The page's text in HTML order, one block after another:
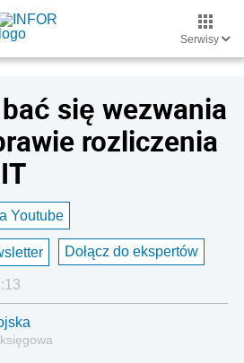
Serwisy
się wezwania
rozliczenia
Youtube
Dołącz do ekspertów